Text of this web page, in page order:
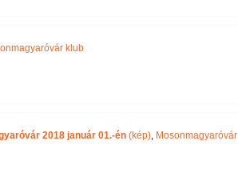
klub
2018 január 01.-én (kép), Mosonmagyaróvár